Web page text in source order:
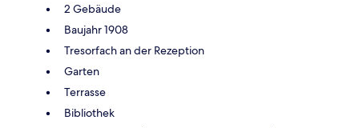
2 Gebäude
Baujahr 1908
Tresorfach an der Rezeption
Garten
Terrasse
Bibliothek